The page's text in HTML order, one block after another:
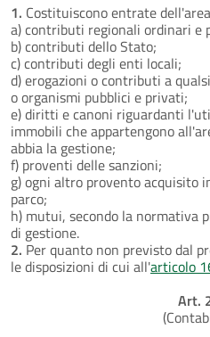
1. Costituiscono entrate
a) contributi regionali ordinari e
b) contributi dello Stato;
c) contributi degli enti locali;
d) erogazioni o contributi a
o organismi pubblici e privati;
e) diritti e canoni riguardanti
immobili che appartengono
abbia la gestione;
f) proventi delle sanzioni;
g) ogni altro provento acquisito
parco;
h) mutui, secondo la normativa
di gestione.
2. Per quanto non previsto dal
le disposizioni di cui all'articolo
Art.